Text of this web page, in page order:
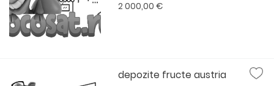
2 000,00 €
depozite fructe austria